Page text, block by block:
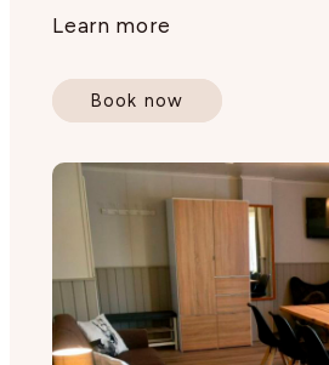
Learn more
Book now